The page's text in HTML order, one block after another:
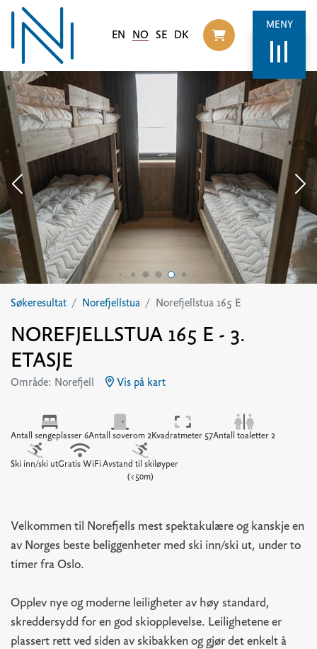
EN NO SE DK
Til
MENY
Søkeresultat Norefjellstua Norefjellstua 165 E
NOREFJELLSTUA 165 E - 3.
ETASJE
Område: Norefjell Vis på kart
Antall sengeplasser 6Antall soverom 2Kvadratmeter 57Antall toaletter 2
Ski inn/ski utGratis WiFiAvstand til skiløyper
(<50m)
Velkommen til Norefjells mest spektakulære og kanskje en
av Norges beste beliggenheter med ski inn/ski ut, under to
timer fra Oslo.
Opplev nye og moderne leiligheter av høy standard,
skreddersydd for en god skiopplevelse. Leilighetene er
plassert rett ved siden av skibakken og gjør det enkelt å